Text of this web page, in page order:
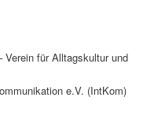
Verein für Alltagskultur und
e.V. (IntKom)